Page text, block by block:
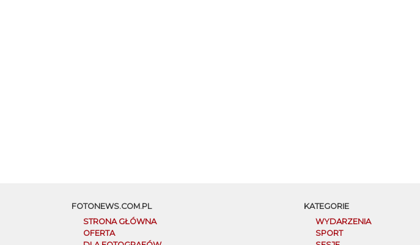
FOTONEWS.COM.PL
STRONA GŁÓWNA
OFERTA
KATEGORIE
WYDARZENIA
SPORT